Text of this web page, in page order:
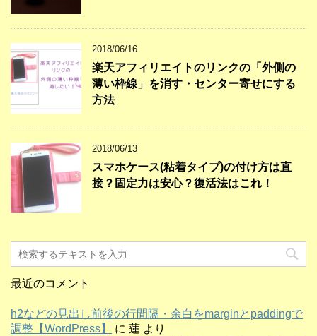
2018/06/16
楽天アフィリエイトのリンクの「外側の
薄い枠線」を消す・センター寄せにする
方法
2018/06/13
スマホケース(粘着タイプ)の付け方は直
接？固定力は安心？復活法はこれ！
最近のコメント
h2などの見出し前後の行間隔・余白をmarginとpaddingで
調整【WordPress】
に 蓮 より